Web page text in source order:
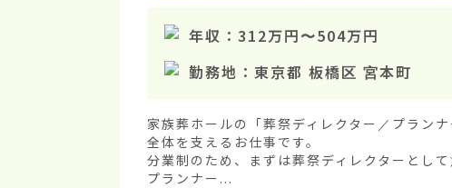
年収： 312万円〜504万円
勤務地： 東京都 板橋区 宮本町
家族葬ホールの「葬祭ディレクター／プラン
全体を支えるお仕事です。
分業制のため、まずは葬祭ディレクターとし
プランナー...